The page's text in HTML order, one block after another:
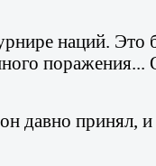
наций.
давно принял,